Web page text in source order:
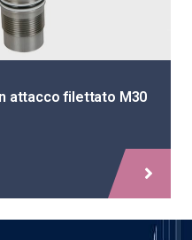
attacco filettato M30